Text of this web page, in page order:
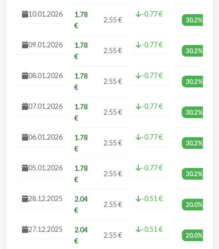
10.01.2026
1.78
€
2.55 €
-0.77 €
30.2%
09.01.2026
1.78
€
2.55 €
-0.77 €
30.2%
08.01.2026
1.78
€
2.55 €
-0.77 €
30.2%
07.01.2026
1.78
€
2.55 €
-0.77 €
30.2%
06.01.2026
1.78
€
2.55 €
-0.77 €
30.2%
05.01.2026
1.78
€
2.55 €
-0.77 €
30.2%
28.12.2025
2.04
€
2.55 €
-0.51 €
20.0%
27.12.2025
2.04
€
2.55 €
-0.51 €
20.0%